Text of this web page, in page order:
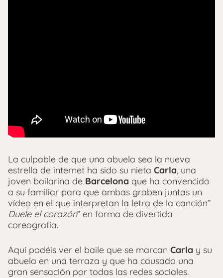
La culpable de que una abuela sea la nueva
estrella de internet ha sido su nieta Carla, una
joven bailarina de Barcelona que ha convencido
a su familiar para que ambas graben juntas un
vídeo en el que interpretan la letra de la canción”
Duele el corazón” en forma de divertida
coreografía.
Aquí podéis ver el baile que se marcan Carla y su
abuela en una terraza y que ha causado una
gran sensación por todas las redes sociales.